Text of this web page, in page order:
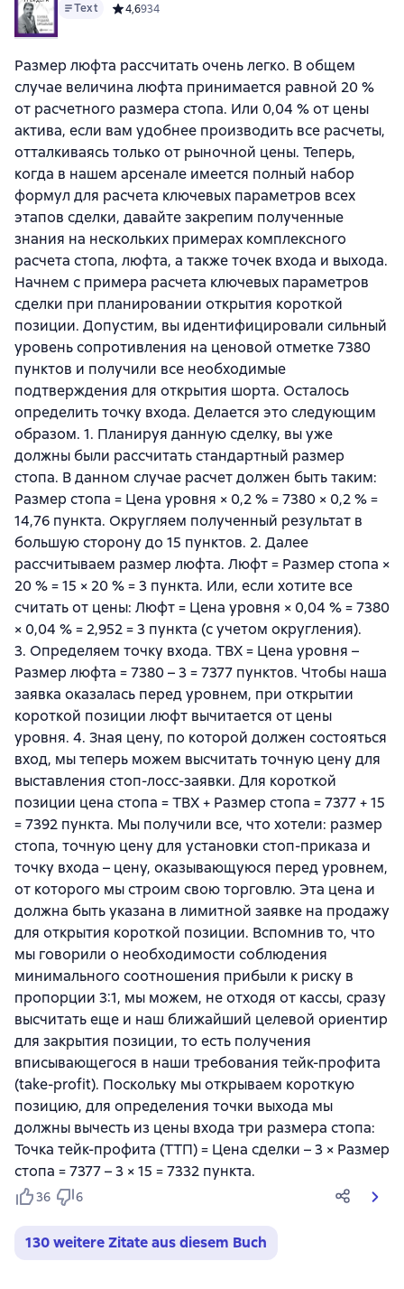
Text Средний рейтинг 4,6 на основе 934 оценок
4,6934
Размер люфта рассчитать очень легко. В общем
случае величина люфта принимается равной 20 %
от расчетного размера стопа. Или 0,04 % от цены
актива, если вам удобнее производить все расчеты,
отталкиваясь только от рыночной цены. Теперь,
когда в нашем арсенале имеется полный набор
формул для расчета ключевых параметров всех
этапов сделки, давайте закрепим полученные
знания на нескольких примерах комплексного
расчета стопа, люфта, а также точек входа и выхода.
Начнем с примера расчета ключевых параметров
сделки при планировании открытия короткой
позиции. Допустим, вы идентифицировали сильный
уровень сопротивления на ценовой отметке 7380
пунктов и получили все необходимые
подтверждения для открытия шорта. Осталось
определить точку входа. Делается это следующим
образом. 1. Планируя данную сделку, вы уже
должны были рассчитать стандартный размер
стопа. В данном случае расчет должен быть таким:
Размер стопа = Цена уровня × 0,2 % = 7380 × 0,2 % =
14,76 пункта. Округляем полученный результат в
большую сторону до 15 пунктов. 2. Далее
рассчитываем размер люфта. Люфт = Размер стопа ×
20 % = 15 × 20 % = 3 пункта. Или, если хотите все
считать от цены: Люфт = Цена уровня × 0,04 % = 7380
× 0,04 % = 2,952 = 3 пункта (с учетом округления).
3. Определяем точку входа. ТВХ = Цена уровня –
Размер люфта = 7380 – 3 = 7377 пунктов. Чтобы наша
заявка оказалась перед уровнем, при открытии
короткой позиции люфт вычитается от цены
уровня. 4. Зная цену, по которой должен состояться
вход, мы теперь можем высчитать точную цену для
выставления стоп-лосс-заявки. Для короткой
позиции цена стопа = ТВХ + Размер стопа = 7377 + 15
= 7392 пункта. Мы получили все, что хотели: размер
стопа, точную цену для установки стоп-приказа и
точку входа – цену, оказывающуюся перед уровнем,
от которого мы строим свою торговлю. Эта цена и
должна быть указана в лимитной заявке на продажу
для открытия короткой позиции. Вспомнив то, что
мы говорили о необходимости соблюдения
минимального соотношения прибыли к риску в
пропорции 3:1, мы можем, не отходя от кассы, сразу
высчитать еще и наш ближайший целевой ориентир
для закрытия позиции, то есть получения
вписывающегося в наши требования тейк-профита
(take-profit). Поскольку мы открываем короткую
позицию, для определения точки выхода мы
должны вычесть из цены входа три размера стопа:
Точка тейк-профита (ТТП) = Цена сделки – 3 × Размер
стопа = 7377 – 3 × 15 = 7332 пункта.
36 6
130 weitere Zitate aus diesem Buch